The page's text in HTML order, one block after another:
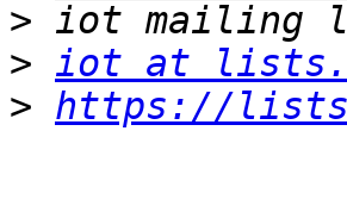
>
> iot at
> https://